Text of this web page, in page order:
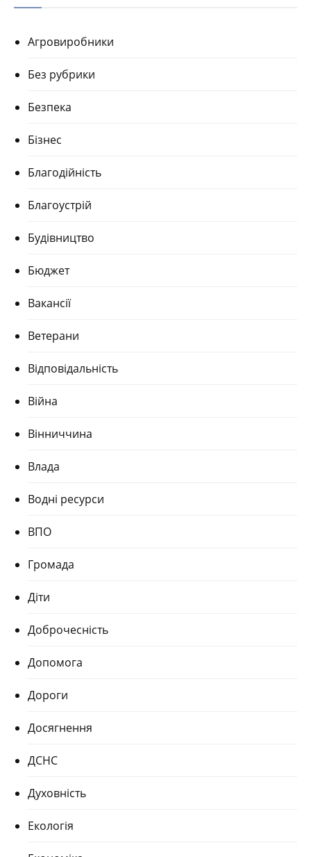
Агровиробники
Без рубрики
Безпека
Бізнес
Благодійність
Благоустрій
Будівництво
Бюджет
Вакансії
Ветерани
Відповідальність
Війна
Вінниччина
Влада
Водні ресурси
ВПО
Громада
Діти
Доброчесність
Допомога
Дороги
Досягнення
ДСНС
Духовність
Екологія